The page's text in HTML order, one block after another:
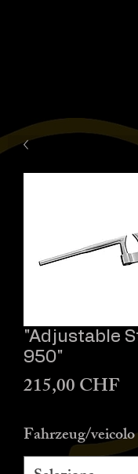
"Adjustable
950"
215,00 CHF
Fahrzeug/veicolo